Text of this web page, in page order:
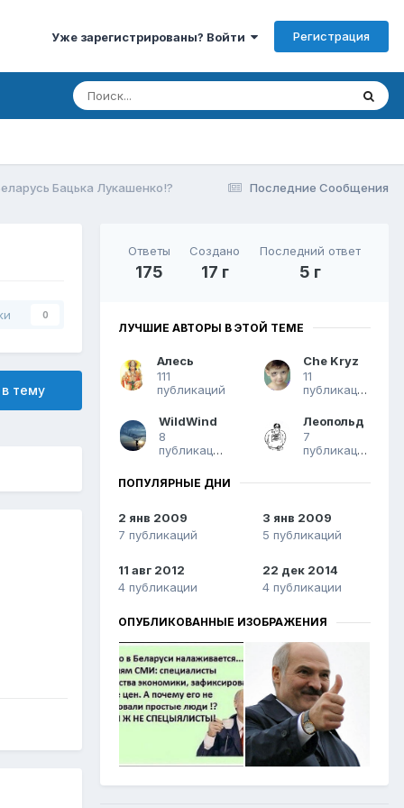
Уже зарегистрированы? Войти Регистрация
Последние Сообщения
Бацька Лукашенко!?
0
тему
Ответы
175
Создано
17 г
Последний ответ
5 г
ЛУЧШИЕ АВТОРЫ В ЭТОЙ ТЕМЕ
Алесь
111
публикаций
Che Kryz
11
публикаций
WildWind
8
публикаций
Леопольд
7
публикаций
ПОПУЛЯРНЫЕ ДНИ
2 янв 2009
7 публикаций
3 янв 2009
5 публикаций
11 авг 2012
4 публикации
22 дек 2014
4 публикации
ОПУБЛИКОВАННЫЕ ИЗОБРАЖЕНИЯ